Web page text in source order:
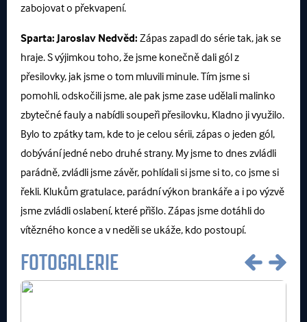
zabojovat o překvapení.
Sparta: Jaroslav Nedvěd: Zápas zapadl do série tak, jak se
hraje. S výjimkou toho, že jsme konečně dali gól z
přesilovky, jak jsme o tom mluvili minule. Tím jsme si
pomohli, odskočili jsme, ale pak jsme zase udělali malinko
zbytečné fauly a nabídli soupeři přesilovku, Kladno ji využilo.
Bylo to zpátky tam, kde to je celou sérii, zápas o jeden gól,
dobývání jedné nebo druhé strany. My jsme to dnes zvládli
parádně, zvládli jsme závěr, pohlídali si jsme si to, co jsme si
řekli. Klukům gratulace, parádní výkon brankáře a i po výzvě
jsme zvládli oslabení, které přišlo. Zápas jsme dotáhli do
vítězného konce a v neděli se ukáže, kdo postoupí.
FOTOGALERIE